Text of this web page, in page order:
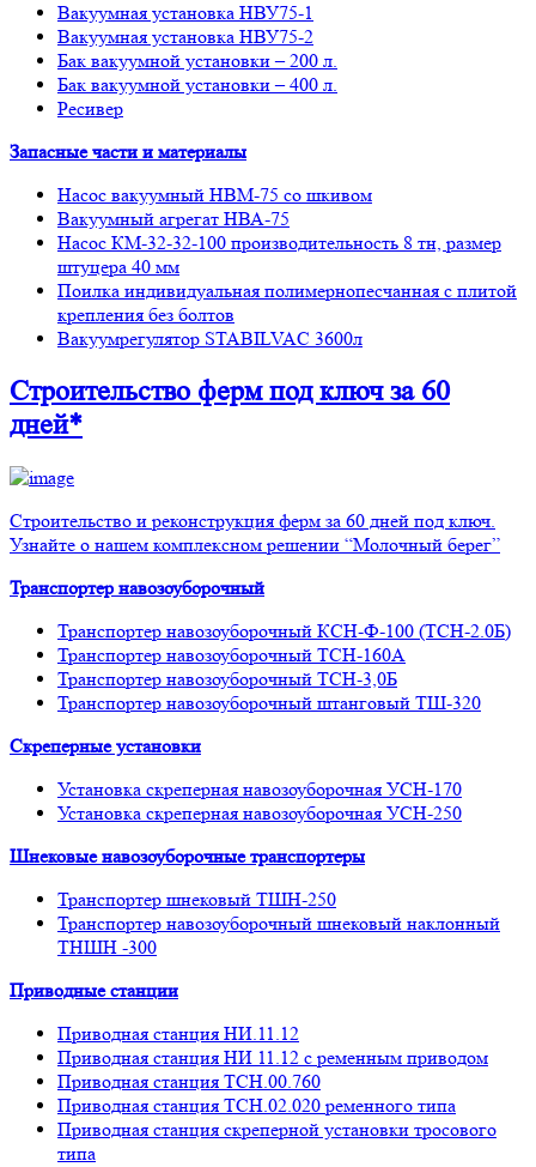
Вакуумная установка НВУ75-1
Вакуумная установка НВУ75-2
Бак вакуумной установки – 200 л.
Бак вакуумной установки – 400 л.
Ресивер
Запасные части и материалы
Насос вакуумный НВМ-75 со шкивом
Вакуумный агрегат НВА-75
Насос КМ-32-32-100 производительность 8 тн, размер
штуцера 40 мм
Поилка индивидуальная полимернопесчанная с плитой
крепления без болтов
Вакуумрегулятор STABILVAC 3600л
Строительство фермпод ключ за 60
дней*
Строительство и реконструкция ферм за 60 дней под ключ.
Узнайте о нашем комплексном решении “Молочный берег”
Транспортер навозоуборочный
Транспортер навозоуборочный КСН-Ф-100 (ТСН-2.0Б)
Транспортер навозоуборочный ТСН-160А
Транспортер навозоуборочный ТСН-3,0Б
Транспортер навозоуборочный штанговый ТШ-320
Скреперные установки
Установка скреперная навозоуборочная УСН-170
Установка скреперная навозоуборочная УСН-250
Шнековые навозоуборочные транспортеры
Транспортер шнековый ТШН-250
Транспортер навозоуборочный шнековый наклонный
ТНШН -300
Приводные станции
Приводная станция НИ.11.12
Приводная станция НИ 11.12 с ременным приводом
Приводная станция ТСН.00.760
Приводная станция ТСН.02.020 ременного типа
Приводная станция скреперной установки тросового
типа